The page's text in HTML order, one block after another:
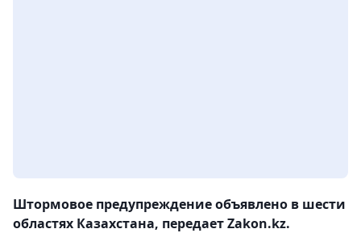
Штормовое предупреждение объявлено в шести
областях Казахстана, передает Zakon.kz.